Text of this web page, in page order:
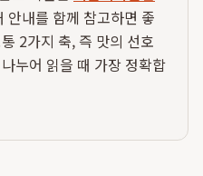
안내를 함께 참고하면 좋
2가지 축, 즉 맛의 선호
누어 읽을 때 가장 정확합